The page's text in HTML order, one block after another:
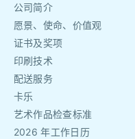
公司简介
愿景、使命、价值观
证书及奖项
印刷技术
配送服务
卡乐
艺术作品检查标准
2026 年工作日历